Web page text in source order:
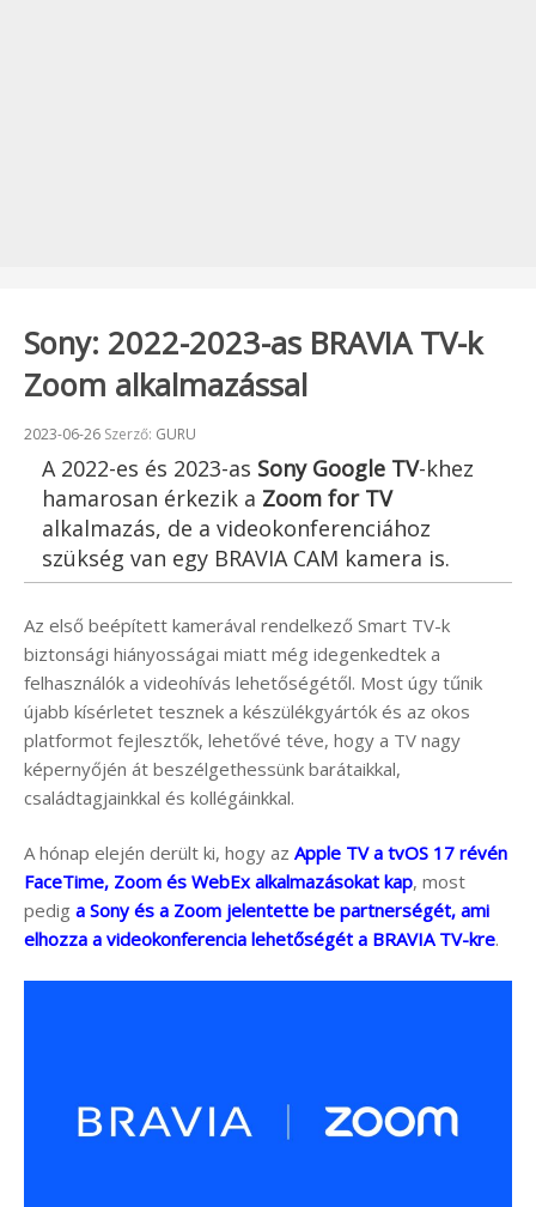
Sony: 2022-2023-as BRAVIA TV-k
Zoom alkalmazással
Beküldve:
2023-06-26 Szerző: GURU
A 2022-es és 2023-as Sony Google TV-khez
hamarosan érkezik a Zoom for TV
alkalmazás, de a videokonferenciához
szükség van egy BRAVIA CAM kamera is.
Az első beépített kamerával rendelkező Smart TV-k
biztonsági hiányosságai miatt még idegenkedtek a
felhasználók a videohívás lehetőségétől. Most úgy tűnik
újabb kísérletet tesznek a készülékgyártók és az okos
platformot fejlesztők, lehetővé téve, hogy a TV nagy
képernyőjén át beszélgethessünk barátaikkal,
családtagjainkkal és kollégáinkkal.
A hónap elején derült ki, hogy az Apple TV a tvOS 17 révén
FaceTime, Zoom és WebEx alkalmazásokat kap, most
pedig a Sony és a Zoom jelentette be partnerségét, ami
elhozza a videokonferencia lehetőségét a BRAVIA TV-kre.